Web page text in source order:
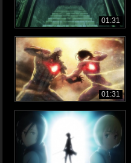
01:31
01:31